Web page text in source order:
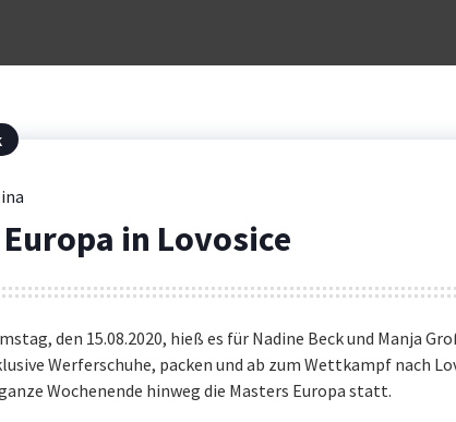
in Lovosice
den 15.08.2020, hieß es für Nadine Beck und Manja
Werferschuhe, packen und ab zum Wettkampf nach
Wochenende hinweg die Masters Europa statt.